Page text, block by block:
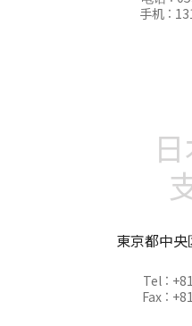
手机 :
東京都中
Tel :
Fax :